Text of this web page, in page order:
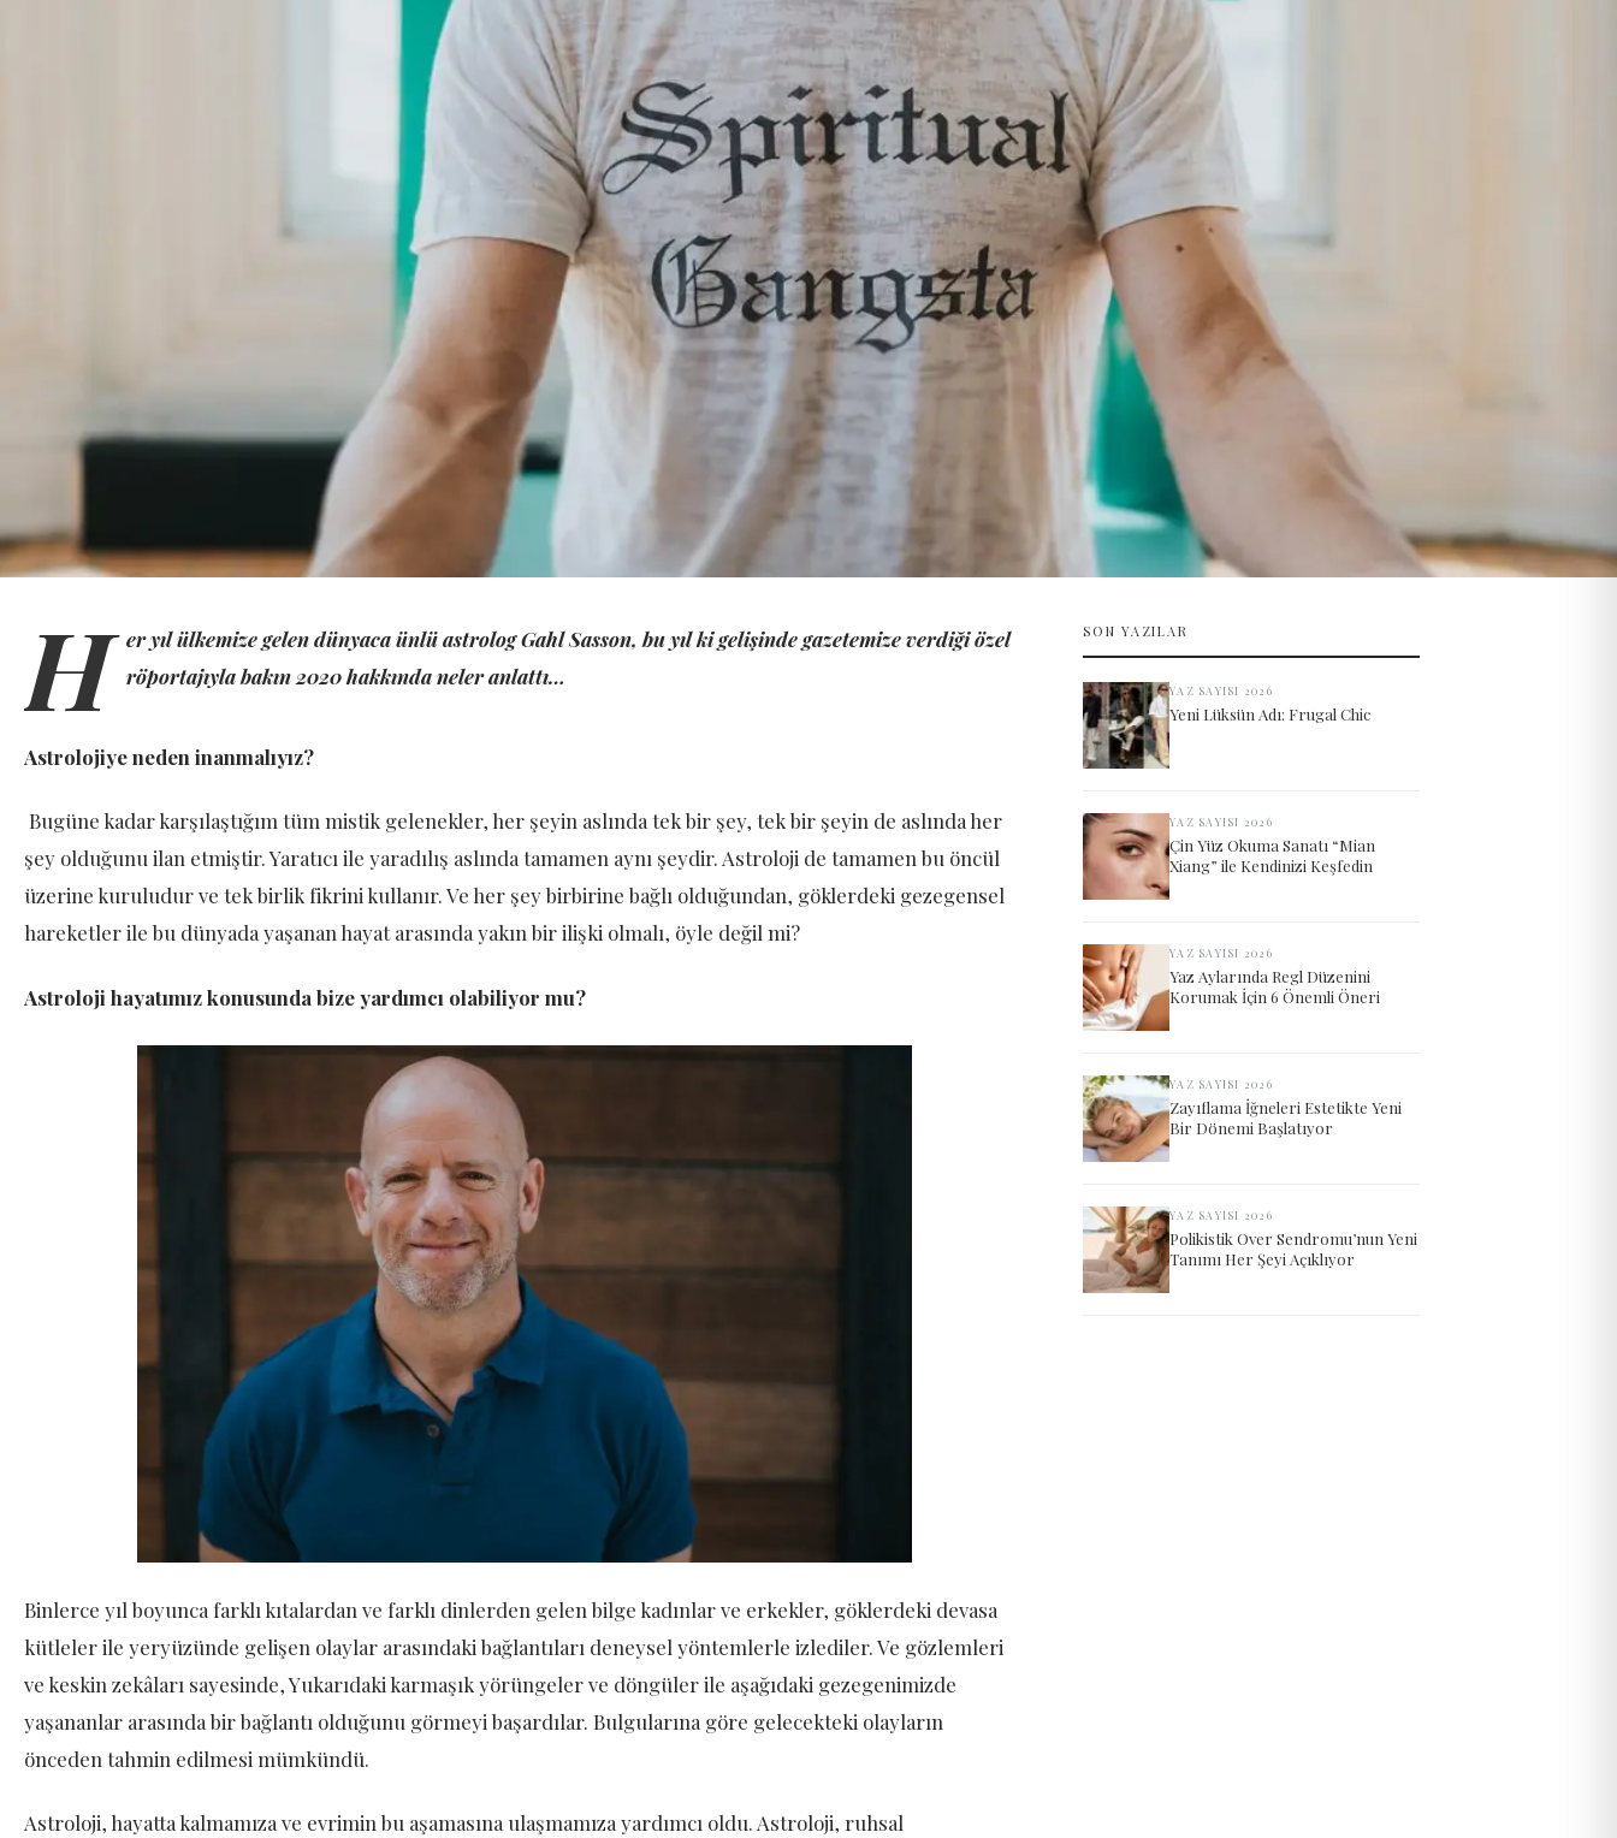
H er yıl ülkemize gelen dünyaca ünlü astrolog Gahl Sasson, bu yıl ki gelişindegazetemize verdiği özel
röportajıyla bakın 2020 hakkındaneler anlattı…
Astrolojiye neden inanmalıyız?
Bugüne kadar karşılaştığım tüm mistik gelenekler, her şeyin aslında tek bir şey, tek bir şeyin de aslında her
şey olduğunu ilan etmiştir. Yaratıcı ile yaradılış aslında tamamen aynı şeydir. Astroloji de tamamen bu öncül
üzerine kuruludur ve tek birlik fikrini kullanır. Ve her şey birbirine bağlı olduğundan, göklerdeki gezegensel
hareketler ile bu dünyada yaşanan hayat arasında yakın bir ilişki olmalı, öyle değil mi?
Astroloji hayatımız konusunda bize yardımcı olabiliyor mu?
Binlerce yıl boyunca farklı kıtalardan ve farklı dinlerden gelen bilge kadınlar ve erkekler, göklerdeki devasa
kütleler ile yeryüzünde gelişen olaylar arasındaki bağlantıları deneysel yöntemlerle izlediler. Ve gözlemleri
ve keskin zekâları sayesinde, Yukarıdaki karmaşık yörüngeler ve döngüler ile aşağıdaki gezegenimizde
yaşananlar arasında bir bağlantı olduğunu görmeyi başardılar. Bulgularına göre gelecekteki olayların
önceden tahmin edilmesi mümkündü.
Astroloji, hayatta kalmamıza ve evrimin bu aşamasına ulaşmamıza yardımcı oldu. Astroloji, ruhsal
SON YAZILAR
YAZ SAYISI 2026
Yeni Lüksün Adı: Frugal Chic
YAZ SAYISI 2026
Çin Yüz Okuma Sanatı “Mian
Xiang” ile Kendinizi Keşfedin
YAZ SAYISI 2026
Yaz Aylarında Regl Düzenini
Korumak İçin 6 Önemli Öneri
YAZ SAYISI 2026
Zayıflama İğneleri Estetikte Yeni
Bir Dönemi Başlatıyor
YAZ SAYISI 2026
Polikistik Over Sendromu’nun Yeni
Tanımı Her Şeyi Açıklıyor